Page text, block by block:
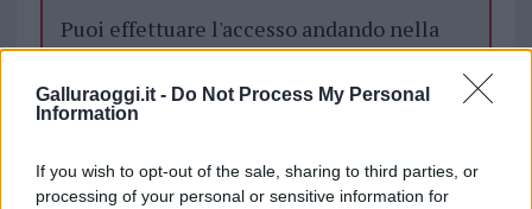
Galluraoggi.it - Do Not Process My Personal
Information
If you wish to opt-out of the sale, sharing to third parties, or
processing of your personal or sensitive information for
Puoi effettuare l'accesso andando nella
sezioneLogindal menù del sito o
cliccandoqui
TEMI: Regione Sardegna